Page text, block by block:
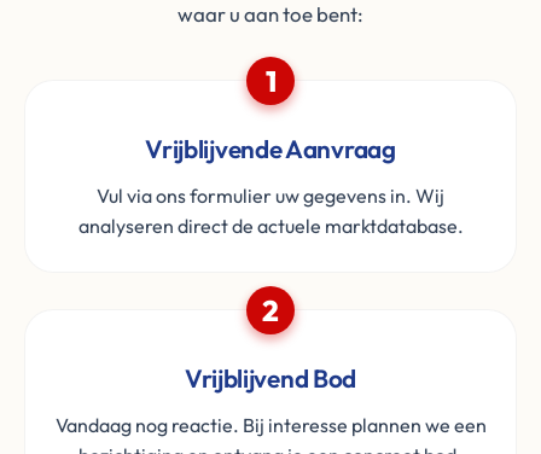
waar u aan toe bent:
1
Vrijblijvende Aanvraag
Vul via ons formulier uw gegevens in. Wij
analyseren direct de actuele marktdatabase.
2
Vrijblijvend Bod
Vandaag nog reactie. Bij interesse plannen we een